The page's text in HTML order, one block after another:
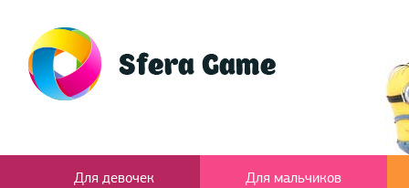
Для девочек Для мальчиков